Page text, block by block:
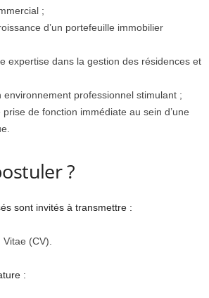
;
d’un portefeuille immobilier
expertise dans la gestion des résidences et
environnement professionnel stimulant ;
prise de fonction immédiate au sein d’une
?
sont invités à transmettre :
(CV).
: